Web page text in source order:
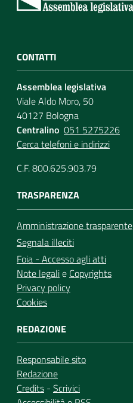
CONTATTI
Assemblea legislativa
Viale Aldo Moro, 50
40127 Bologna
Centralino 051 5275226
Cerca telefoni e indirizzi
C.F. 800.625.903.79
TRASPARENZA
Amministrazione trasparente
Segnala illeciti
Foia - Accesso agli atti
Note legalie Copyrights
Privacy policy
Cookies
REDAZIONE
Responsabile sito
Redazione
Credits - Scrivici